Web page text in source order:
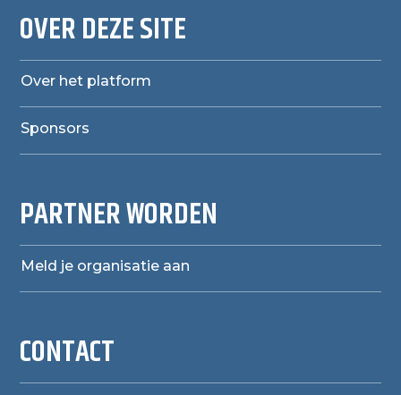
OVER DEZE SITE
Over het platform
Sponsors
PARTNER WORDEN
Meld je organisatie aan
CONTACT